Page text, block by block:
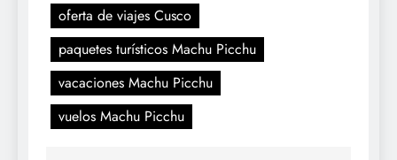
oferta de viajes Cusco
paquetes turísticos Machu Picchu
vacaciones Machu Picchu
vuelos Machu Picchu